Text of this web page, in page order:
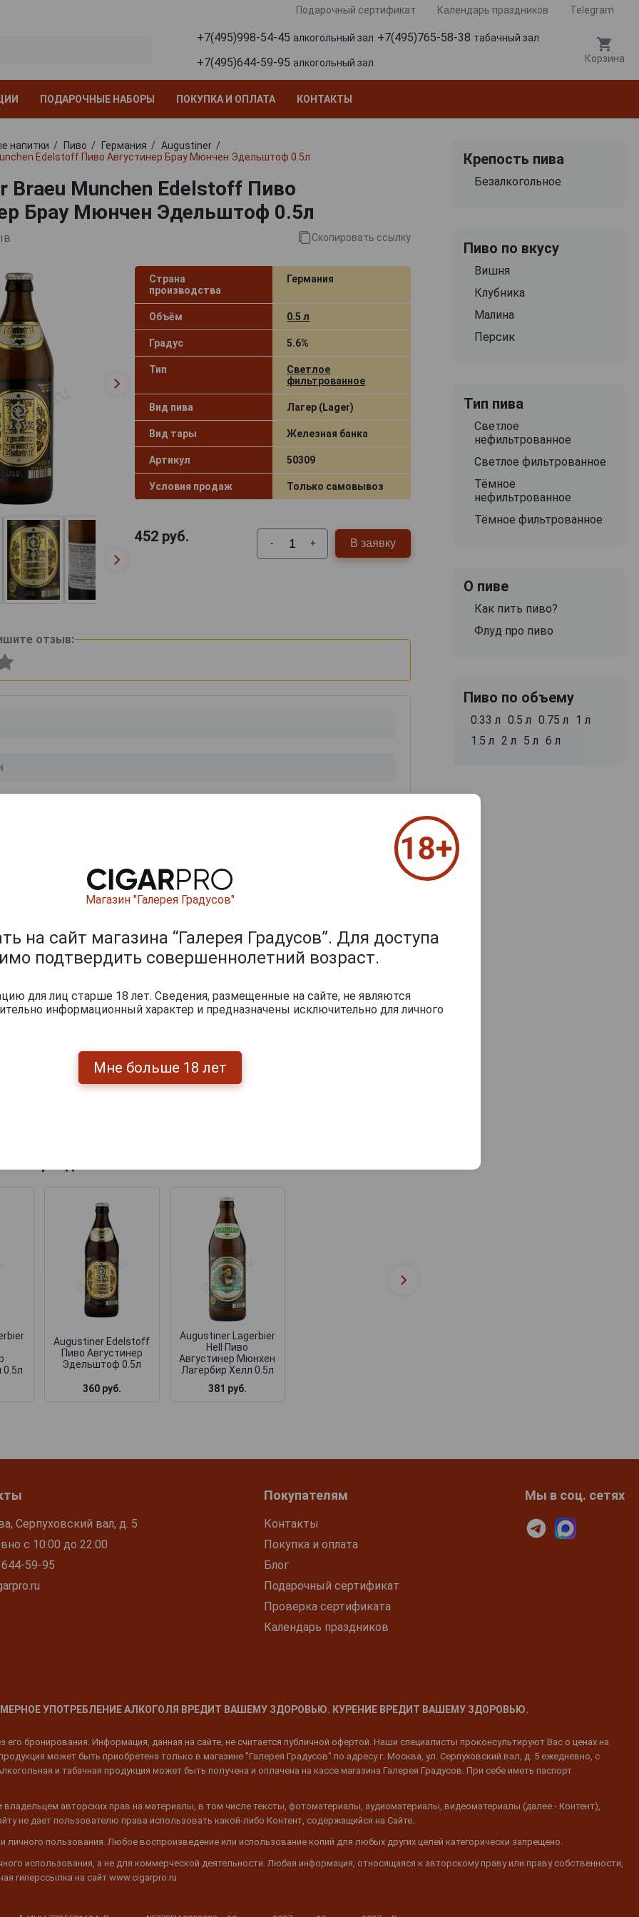
Подарочный сертификат Календарь праздников Telegram
+7(495)998-54-45 алкогольный зал +7(495)765-58-38 табачный зал
+7(495)644-59-95 алкогольный зал Корзина
ПОДАРОЧНЫЕ НАБОРЫ ПОКУПКА И ОПЛАТА КОНТАКТЫ
напитки Пиво Германия
Augustiner
Edelstoff Пиво Августинер Брау Мюнчен Эдельштоф 0.5л
Braeu Munchen Edelstoff Пиво
Брау Мюнчен Эдельштоф 0.5л
Скопировать ссылку
Страна
производства
Германия
Объём 0.5 л
Градус 5.6%
Тип
Светлое
фильтрованное
Вид пива Лагер (Lager)
Вид тары Железная банка
Артикул 50309
Условия продаж Только самовывоз
452руб. - + В заявку
отзыв:
из 2000 знаков
0.5л
Augustiner Edelstoff
Пиво Августинер
Эдельштоф 0.5л
360 руб.
Augustiner Lagerbier
Hell Пиво
Августинер Мюнхен
Лагербир Хелл 0.5л
381 руб.
Крепость пива
Безалкогольное
Пиво по вкусу
Вишня
Клубника
Малина
Персик
Тип пива
Светлое
нефильтрованное
Светлое фильтрованное
Тёмное
нефильтрованное
Тёмное фильтрованное
О пиве
Как пить пиво?
Флуд про пиво
Пиво по объему
0.33 л 0.5 л 0.75 л
1 л
1.5 л
2 л 5 л 6 л
Серпуховский вал, д. 5
с 10:00 до 22:00
59-95
Покупателям
Контакты
Покупка и оплата
Блог
Подарочный сертификат
Проверка сертификата
Календарь праздников
Мы в соц. сетях
УПОТРЕБЛЕНИЕ АЛКОГОЛЯ ВРЕДИТ ВАШЕМУ ЗДОРОВЬЮ. КУРЕНИЕ ВРЕДИТ ВАШЕМУ ЗДОРОВЬЮ.
бронирования. Информация, данная на сайте, не считается публичной офертой. Наши специалисты проконсультируют Вас о ценах на
может быть приобретена только в магазине "Галерея Градусов" по адресу г. Москва, ул. Серпуховский вал, д. 5 ежедневно, с
и табачная продукция может быть получена и оплачена на кассе магазина Галерея Градусов. При себе иметь паспорт
авторских прав на материалы, в том числе тексты, фотоматериалы, аудиоматериалы, видеоматериалы (далее - Контент),
не дает пользователю права использовать какой-либо Контент, содержащийся на Сайте.
пользования. Любое воспроизведение или использование копий для любых других целей категорически запрещено.
использования, а не для коммерческой деятельности. Любая информация, относящаяся к авторскому праву или праву собственности,
гиперссылка на сайт www.cigarpro.ru
Магазин "Галерея Градусов"
на сайт магазина “Галерея Градусов”. Для доступа
подтвердить совершеннолетний возраст.
для лиц старше 18 лет. Сведения, размещенные на сайте, не являются
информационный характер и предназначены исключительно для личного
Мне больше 18 лет